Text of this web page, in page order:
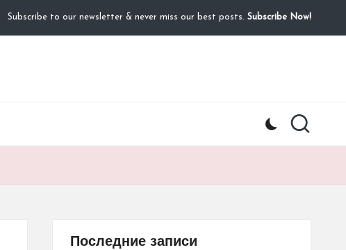
Subscribe to our newsletter & never miss our best posts. Subscribe Now!
Последние записи